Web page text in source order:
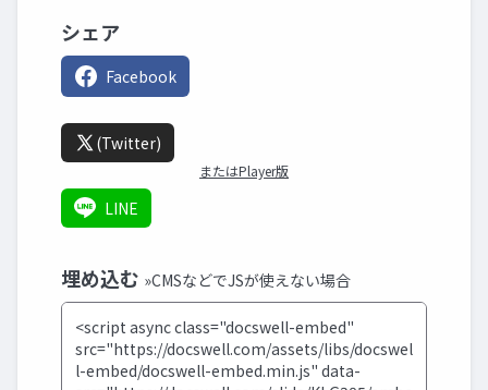
シェア
Facebook
(Twitter)
またはPlayer版
LINE
埋め込む »CMSなどでJSが使えない場合